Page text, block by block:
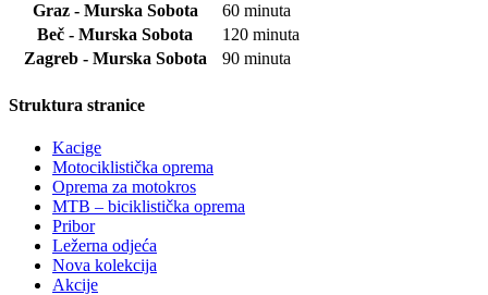
Graz - Murska Sobota
60 minuta
Beč - Murska Sobota
120 minuta
Zagreb - Murska Sobota
90 minuta
Struktura stranice
Kacige
Motociklistička oprema
Oprema za motokros
MTB – biciklistička oprema
Pribor
Ležerna odjeća
Nova kolekcija
Akcije